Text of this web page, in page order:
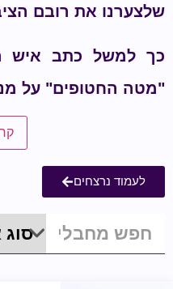
את רובם
למשל כתב איש
החטופים" על
קרא
לעמוד נרצחים